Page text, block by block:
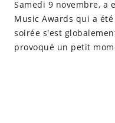
Samedi 9 novembre, a
Music Awards qui a
soirée s'est
provoqué un petit